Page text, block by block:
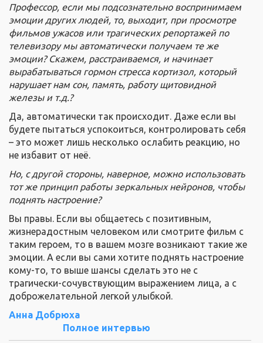
Профессор, если мы подсознательно воспринимаем
эмоции других людей, то, выходит, при просмотре
фильмов ужасов или трагических репортажей по
телевизору мы автоматически получаем те же
эмоции? Скажем, расстраиваемся, и начинает
вырабатываться гормон стресса кортизол, который
нарушает нам сон, память, работу щитовидной
железы и т.д.?
Да, автоматически так происходит. Даже если вы
будете пытаться успокоиться, контролировать себя
– это может лишь несколько ослабить реакцию, но
не избавит от неё.
Но, с другой стороны, наверное, можно использовать
тот же принцип работы зеркальных нейронов, чтобы
поднять настроение?
Вы правы. Если вы общаетесь с позитивным,
жизнерадостным человеком или смотрите фильм с
таким героем, то в вашем мозге возникают такие же
эмоции. А если вы сами хотите поднять настроение
кому-то, то выше шансы сделать это не с
трагически-сочувствующим выражением лица, а с
доброжелательной легкой улыбкой.
Анна Добрюха
Полное интервью